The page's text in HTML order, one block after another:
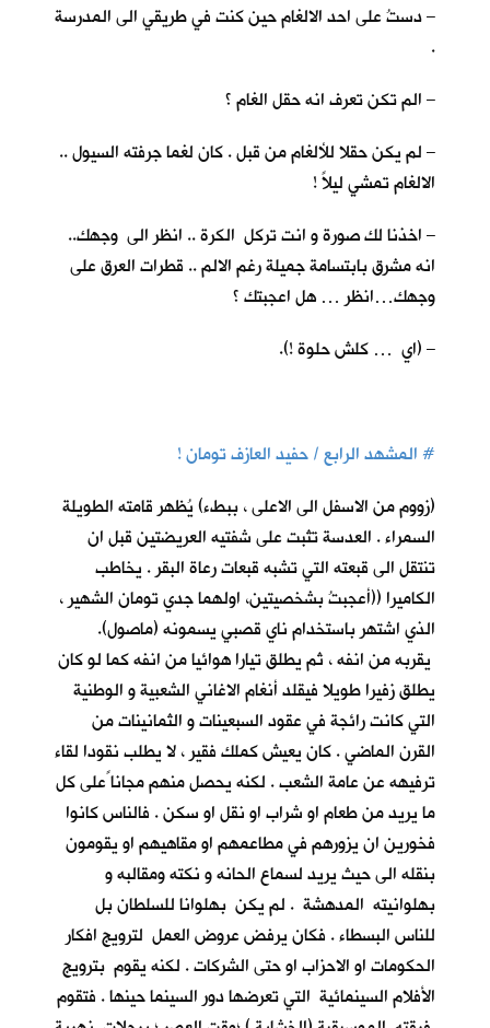
– دستُ على احد الالغام حين كنت في طريقي الى المدرسة
.
– الم تكن تعرف انه حقل الغام ؟
– لم يكن حقلا للألغام من قبل . كان لغما جرفته السيول ..
الالغام تمشي ليلاً !
– اخذنا لك صورة و انت تركل الكرة .. انظر الى وجهك..
انه مشرق بابتسامة جميلة رغم الالم .. قطرات العرق على
وجهك…انظر … هل اعجبتك ؟
– (اي … كلش حلوة !).
#المشهد الرابع / حفيد العازف تومان !
(زووم من الاسفل الى الاعلى ، ببطء) يُظهر قامته الطويلة
السمراء . العدسة تثبت على شفتيه العريضتين قبل ان
تنتقل الى قبعته التي تشبه قبعات رعاة البقر . يخاطب
الكاميرا ((أعجبتُ بشخصيتين، اولهما جدي تومان الشهير ،
الذي اشتهر باستخدام ناي قصبي يسمونه (ماصول).
يقربه من انفه ، ثم يطلق تيارا هوائيا من انفه كما لو كان
يطلق زفيرا طويلا فيقلد أنغام الاغاني الشعبية و الوطنية
التي كانت رائجة في عقود السبعينات و الثمانينات من
القرن الماضي . كان يعيش كملك فقير ، لا يطلب نقودا لقاء
ترفيهه عن عامة الشعب . لكنه يحصل منهم مجانا ًعلى كل
ما يريد من طعام او شراب او نقل او سكن . فالناس كانوا
فخورين ان يزورهم في مطاعمهم او مقاهيهم او يقومون
بنقله الى حيث يريد لسماع الحانه و نكته ومقالبه و
بهلوانيته المدهشة . لم يكن بهلوانا للسلطان بل
للناس البسطاء . فكان يرفض عروض العمل لترويج افكار
الحكومات او الاحزاب او حتى الشركات . لكنه يقوم بترويج
الأفلام السينمائية التي تعرضها دور السينما حينها . فتقوم